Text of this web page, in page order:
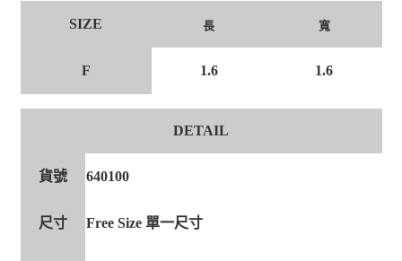
SIZE 長 寬
F 1.6 1.6
DETAIL
貨號 640100
尺寸 Free Size 單一尺寸